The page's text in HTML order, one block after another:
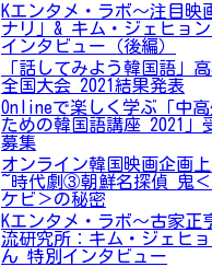
Kエンタメ・ラボ～注目映
ナリ」& キム・ジェヒョ
インタビュー（後編）
「話してみよう韓国語」
全国大会 2021結果発表
Onlineで楽しく学ぶ「中
ための韓国語講座 2021」
募集
オンライン韓国映画企画
~時代劇③朝鮮名探偵 鬼＜
ケビ＞の秘密
Kエンタメ・ラボ～古家正
流研究所：キム・ジェヒ
ん 特別インタビュー